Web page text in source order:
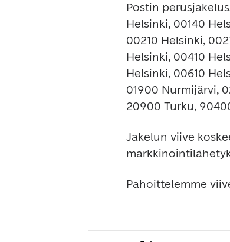
Postin
Helsinki, 00140
00210 Helsinki,
Helsinki, 00410
Helsinki, 00610
01900 Nurmijärvi,
20900 Turku,
Jakelun viive
Pahoittelemme